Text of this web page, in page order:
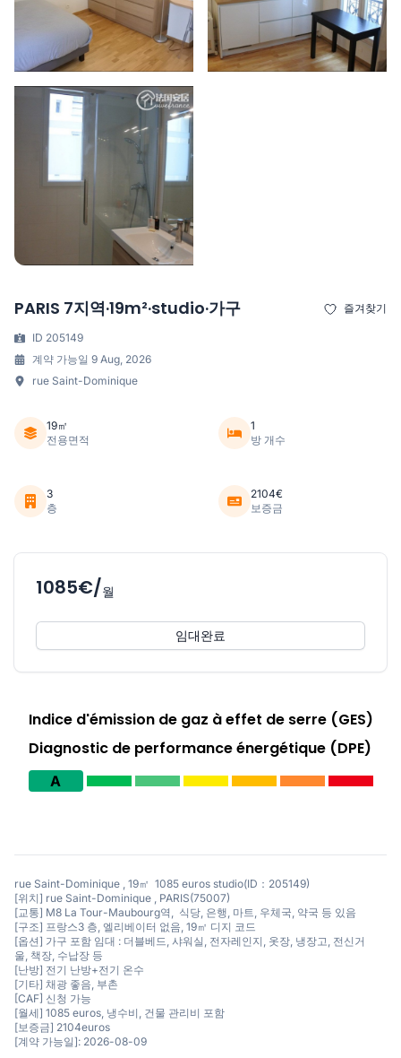
PARIS 7지역·19m²·studio·가구 즐겨찾기
ID 205149
계약 가능일 9 Aug, 2026
rue Saint-Dominique
19㎡
전용면적
1
방 개수
3
층
2104€
보증금
1085€/월
임대완료
Indice d'émission de gaz à effet de serre (GES)
Diagnostic de performance énergétique (DPE)
A
rue Saint-Dominique , 19㎡ 1085 euros studio(ID：205149)
[위치] rue Saint-Dominique , PARIS(75007)
[교통] M8 La Tour-Maubourg역, 식당, 은행, 마트, 우체국, 약국 등 있음
[구조] 프랑스3 층, 엘리베이터 없음, 19㎡ 디지 코드
[옵션] 가구 포함 임대 : 더블베드, 샤워실, 전자레인지, 옷장, 냉장고, 전신거
울, 책장, 수납장 등
[난방] 전기 난방+전기 온수
[기타] 채광 좋음, 부촌
[CAF] 신청 가능
[월세] 1085 euros, 냉수비, 건물 관리비 포함
[보증금] 2104euros
[계약 가능일]: 2026-08-09